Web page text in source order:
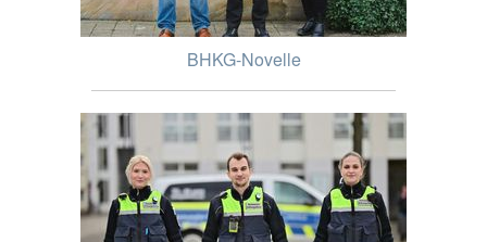
BHKG-Novelle